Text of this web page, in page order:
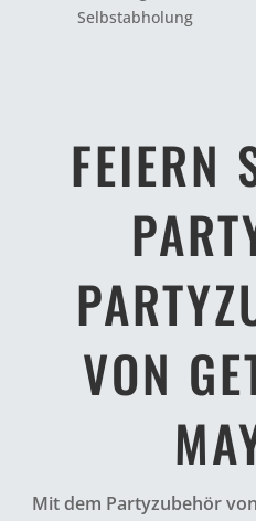
Selbstabholung
FEIERN
VON
Mit dem Partyzubehör